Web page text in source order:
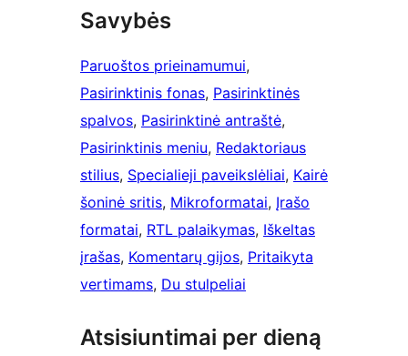
Savybės
Paruoštos prieinamumui
Pasirinktinis fonas, Pasirinktinės
spalvos, Pasirinktinė antraštė
Pasirinktinis meniu, Redaktoriaus
stilius, Specialieji paveikslėliai, Kairė
šoninė sritis, Mikroformatai, Įrašo
formatai, RTL palaikymas, Iškeltas
įrašas, Komentarų gijos, Pritaikyta
vertimams, Du stulpeliai
Atsisiuntimai per dieną